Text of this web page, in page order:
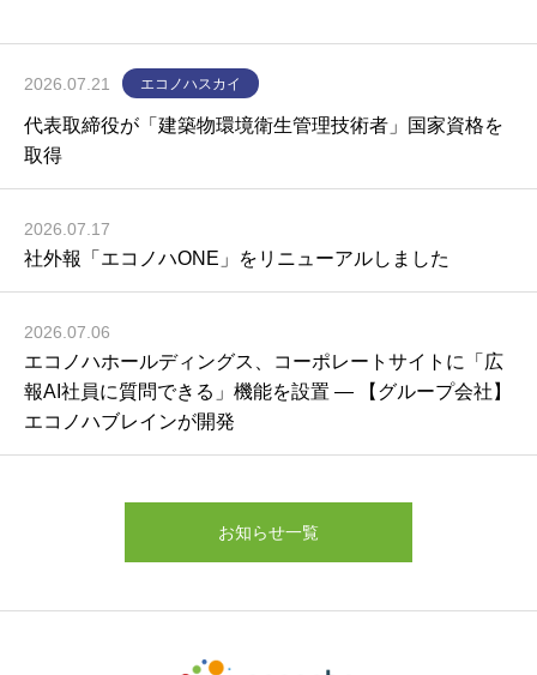
2026.07.21 エコノハスカイ
代表取締役が「建築物環境衛生管理技術者」国家資格を
取得
2026.07.17
社外報「エコノハONE」をリニューアルしました
2026.07.06
エコノハホールディングス、コーポレートサイトに「広
報AI社員に質問できる」機能を設置 ― 【グループ会社】
エコノハブレインが開発
お知らせ一覧